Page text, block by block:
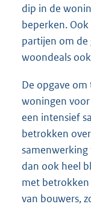
dip in de
beperken.
partijen om de
woondeals
De opgave
woningen
een intensief
betrokken
samenwerking
dan ook heel
met betrokken
van bouwers,